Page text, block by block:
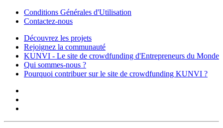
Conditions Générales d'Utilisation
Contactez-nous
Découvrez les projets
Rejoignez la communauté
KUNVI - Le site de crowdfunding d'Entrepreneurs du Monde
Qui sommes-nous ?
Pourquoi contribuer sur le site de crowdfunding KUNVI ?